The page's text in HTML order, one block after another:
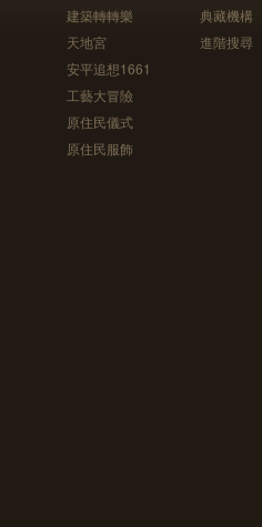
建築轉轉樂
天地宮
安平追想1661
工藝大冒險
原住民儀式
原住民服飾
典藏機構
進階搜尋